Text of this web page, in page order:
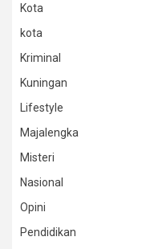
Kota
kota
Kriminal
Kuningan
Lifestyle
Majalengka
Misteri
Nasional
Opini
Pendidikan